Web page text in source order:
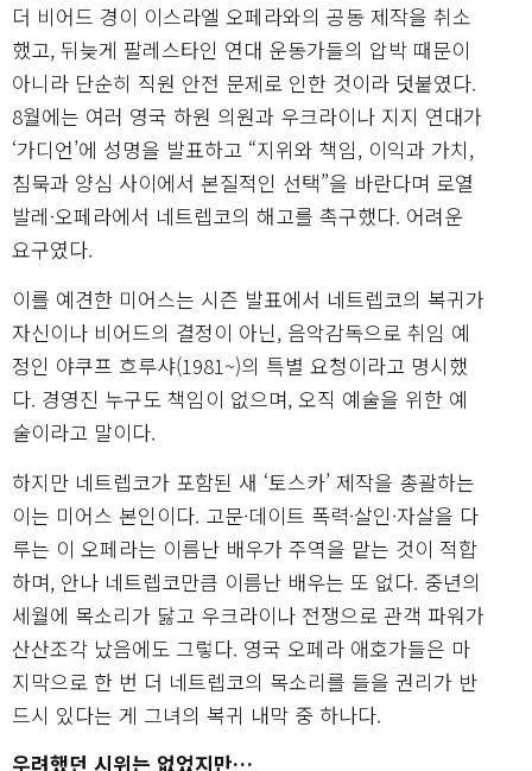
더 비어드 경이 이스라엘 오페라와의 공동 제작을 취소
했고, 뒤늦게 팔레스타인 연대 운동가들의 압박 때문이
아니라 단순히 직원 안전 문제로 인한 것이라 덧붙였다.
8월에는 여러 영국 하원 의원과 우크라이나 지지 연대가
‘가디언’에 성명을 발표하고 “지위와 책임, 이익과 가치,
침묵과 양심 사이에서 본질적인 선택”을 바란다며 로열
발레·오페라에서 네트렙코의 해고를 촉구했다. 어려운
요구였다.
이를 예견한 미어스는 시즌 발표에서 네트렙코의 복귀가
자신이나 비어드의 결정이 아닌, 음악감독으로 취임 예
정인 야쿠프 흐루샤(1981~)의 특별 요청이라고 명시했
다. 경영진 누구도 책임이 없으며, 오직 예술을 위한 예
술이라고 말이다.
하지만 네트렙코가 포함된 새 ‘토스카’ 제작을 총괄하는
이는 미어스 본인이다. 고문·데이트 폭력·살인·자살을 다
루는 이 오페라는 이름난 배우가 주역을 맡는 것이 적합
하며, 안나 네트렙코만큼 이름난 배우는 또 없다. 중년의
세월에 목소리가 닳고 우크라이나 전쟁으로 관객 파워가
산산조각 났음에도 그렇다. 영국 오페라 애호가들은 마
지막으로 한 번 더 네트렙코의 목소리를 들을 권리가 반
드시 있다는 게 그녀의 복귀 내막 중 하나다.
우려했던 시위는 없었지만…